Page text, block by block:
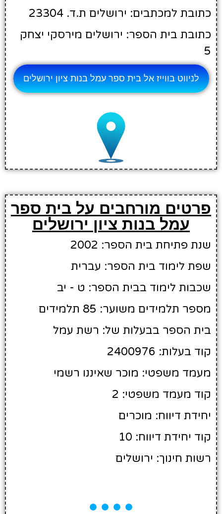
כתובת למכתבים: ירושלים ת.ד. 23304
כתובת בית הספר: ירושלים מירסקי יצחק
5
לניווט בווייז אל בית ספר עמל בנות ציון ירושלים
פרטים מורחבים על בית ספר
עמל בנות ציון ירושלים
שנת פתיחת בית הספר: 2002
שפת לימוד בית הספר: עברית
שכבות לימוד בבית הספר: ט - יב
מספר תלמידים משוער: 85 תלמידים
בית הספר בבעלות של: רשת עמל
קוד בעלות: 2400976
מעמד משפטי: מוכר שאיננו רשמי
קוד מעמד משפטי: 2
יחידת דיווח: מוכרים
קוד יחידת דיווח: 10
רשות חינוך: ירושלים